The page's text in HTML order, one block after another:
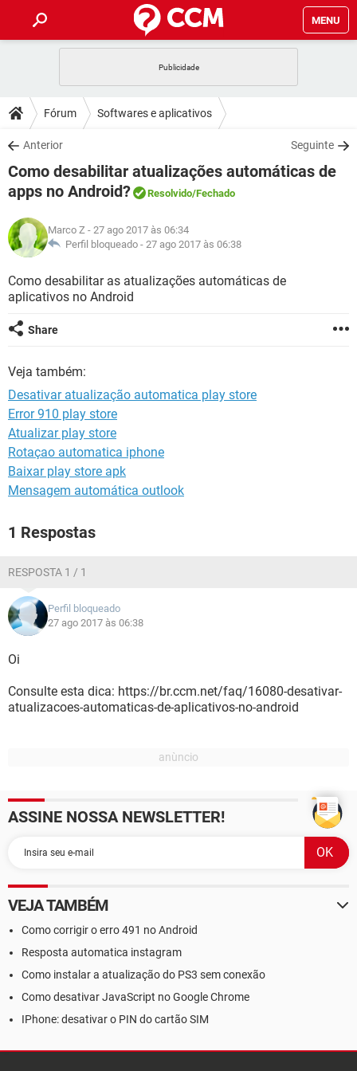
MENU
CELULAR FACEBOOK
OUTLOOK
INSTAGRAM GMAIL
GUIA DE COMPRAS
DICAS
JOGOS WHATSAPP
OUTLOOK
GUIA DE COMPRAS
DOWNLOADS
JOGOS WHATSAPP
CELULAR FACEBOOK
OUTLOOK
INSTAGRAM
GUIA DE COMPRAS
CELULAR FACEBOOK
INSTAGRAM
GUIA DE COMPRAS
GLOSSÁRIO
JOGOS
CELULAR FACEBOOK
INSTAGRAM
Fórum Softwares e aplicativos
Anterior Seguinte
Como desabilitar atualizações automáticas de
apps no Android?
Resolvido/Fechado
Marco Z - 27 ago 2017 às 06:34
Perfil bloqueado - 27 ago 2017 às 06:38
Como desabilitar as atualizações automáticas de
aplicativos no Android
Share
Veja também:
Desativar atualização automatica play store
Error 910 play store
Atualizar play store
Rotaçao automatica iphone
Baixar play store apk
Mensagem automática outlook
1 Respostas
RESPOSTA 1 / 1
Perfil bloqueado
27 ago 2017 às 06:38
Oi
Consulte esta dica: https://br.ccm.net/faq/16080-desativar-
atualizacoes-automaticas-de-aplicativos-no-android
ASSINE NOSSA NEWSLETTER!
VEJA TAMBÉM
Como corrigir o erro 491 no Android
Resposta automatica instagram
Como instalar a atualização do PS3 sem conexão
Como desativar JavaScript no Google Chrome
IPhone: desativar o PIN do cartão SIM